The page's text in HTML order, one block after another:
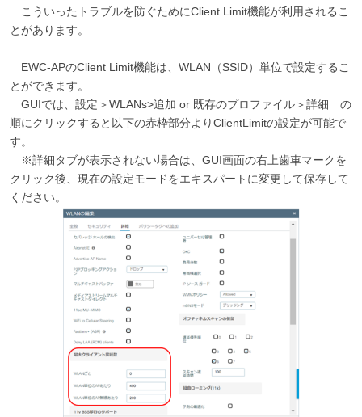
こういったトラブルを防ぐためにClient Limit機能が利用されるこ
とがあります。
EWC-APのClient Limit機能は、WLAN（SSID）単位で設定するこ
とができます。
GUIでは、設定＞WLANs>追加 or 既存のプロファイル＞詳細 の
順にクリックすると以下の赤枠部分よりClientLimitの設定が可能で
す。
※詳細タブが表示されない場合は、GUI画面の右上歯車マークを
クリック後、現在の設定モードをエキスパートに変更して保存して
ください。